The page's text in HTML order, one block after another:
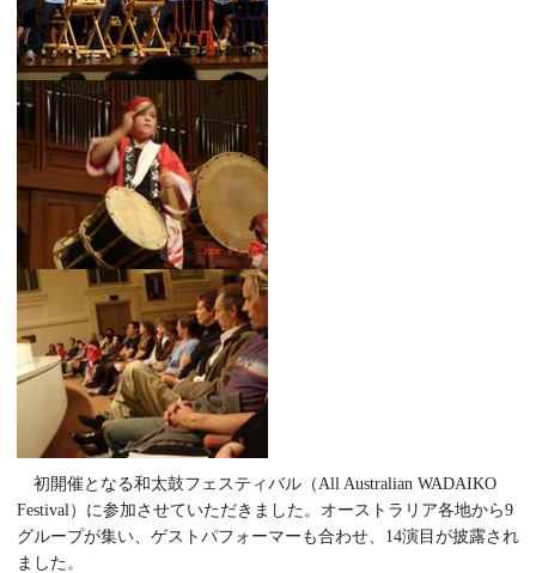
初開催となる和太鼓フェスティバル（All Australian WADAIKO
Festival）に参加させていただきました。オーストラリア各地から9
グループが集い、ゲストパフォーマーも合わせ、14演目が披露され
ました。